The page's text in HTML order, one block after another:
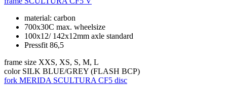
material: carbon
700x30C max. wheelsize
100x12/ 142x12mm axle standard
Pressfit 86,5
frame size XXS, XS, S, M, L
color SILK BLUE/GREY (FLASH BCP)
fork MERIDA SCULTURA CF5 disc